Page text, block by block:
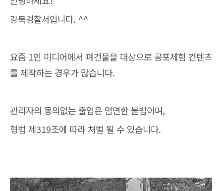
강북경찰서입니다. ^^
요즘 1인 미디어에서 폐건물을 대상으로 공포체험 컨텐츠
를 제작하는 경우가 많습니다.
관리자의 동의없는 출입은 엄연한 불법이며,
형법 제319조에 따라 처벌 될 수 있습니다.